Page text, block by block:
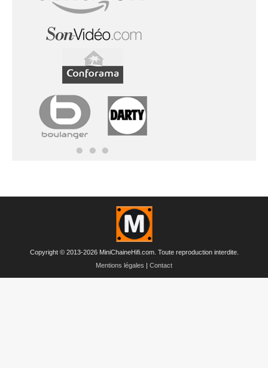
Copyright © 2013-2026 MiniChaineHifi.com. Toute reproduction interdite.
Mentions légales | Contact